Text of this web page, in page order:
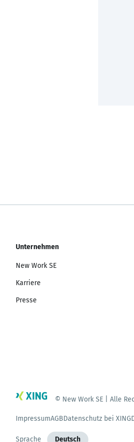
Unternehmen
New Work SE
Karriere
Presse
© New Work SE | Alle
ImpressumAGBDatenschutz bei XING
Sprache Deutsch